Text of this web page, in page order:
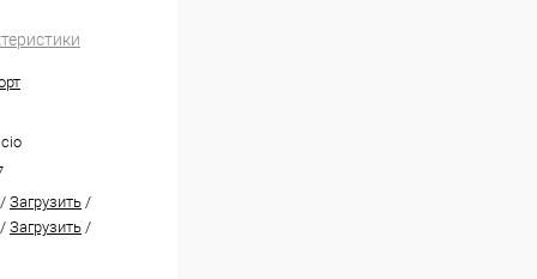
Загрузить /
Загрузить /